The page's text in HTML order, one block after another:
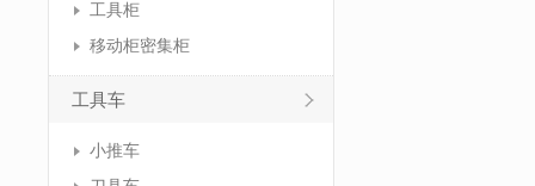
工具柜
移动柜密集柜
工具车
小推车